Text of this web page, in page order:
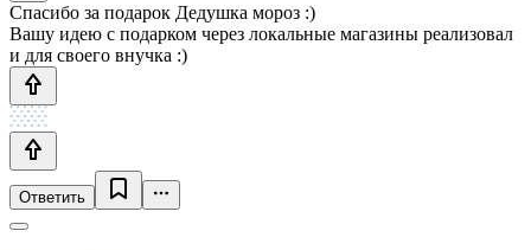
Спасибо за подарок Дедушка мороз :)
Вашу идею с подарком через локальные магазины реализовал
и для своего внучка :)
Ответить